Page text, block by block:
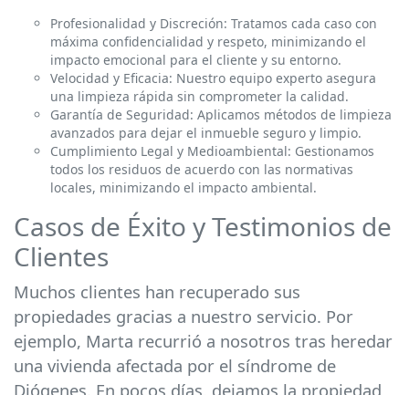
Profesionalidad y Discreción: Tratamos cada caso con
máxima confidencialidad y respeto, minimizando el
impacto emocional para el cliente y su entorno.
Velocidad y Eficacia: Nuestro equipo experto asegura
una limpieza rápida sin comprometer la calidad.
Garantía de Seguridad: Aplicamos métodos de limpieza
avanzados para dejar el inmueble seguro y limpio.
Cumplimiento Legal y Medioambiental: Gestionamos
todos los residuos de acuerdo con las normativas
locales, minimizando el impacto ambiental.
Casos de Éxito y Testimonios de
Clientes
Muchos clientes han recuperado sus
propiedades gracias a nuestro servicio. Por
ejemplo, Marta recurrió a nosotros tras heredar
una vivienda afectada por el síndrome de
Diógenes. En pocos días, dejamos la propiedad